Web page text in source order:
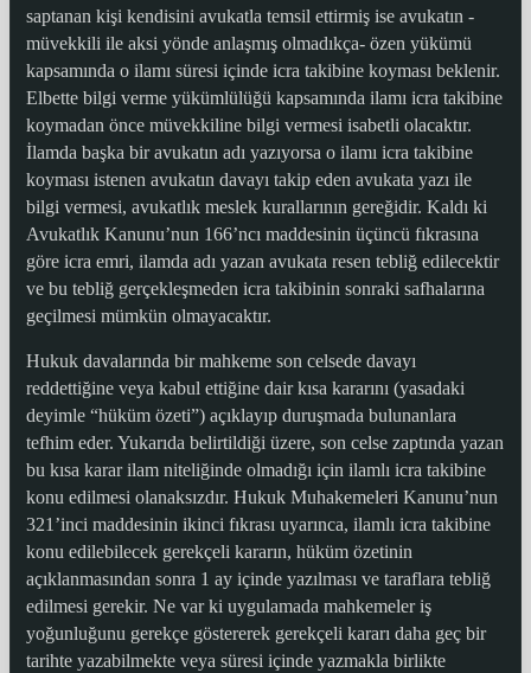
saptanan kişi kendisini avukatla temsil ettirmiş ise avukatın -
müvekkili ile aksi yönde anlaşmış olmadıkça- özen yükümü
kapsamında o ilamı süresi içinde icra takibine koyması beklenir.
Elbette bilgi verme yükümlülüğü kapsamında ilamı icra takibine
koymadan önce müvekkiline bilgi vermesi isabetli olacaktır.
İlamda başka bir avukatın adı yazıyorsa o ilamı icra takibine
koyması istenen avukatın davayı takip eden avukata yazı ile
bilgi vermesi, avukatlık meslek kurallarının gereğidir. Kaldı ki
Avukatlık Kanunu’nun 166’ncı maddesinin üçüncü fıkrasına
göre icra emri, ilamda adı yazan avukata resen tebliğ edilecektir
ve bu tebliğ gerçekleşmeden icra takibinin sonraki safhalarına
geçilmesi mümkün olmayacaktır.
Hukuk davalarında bir mahkeme son celsede davayı
reddettiğine veya kabul ettiğine dair kısa kararını (yasadaki
deyimle “hüküm özeti”) açıklayıp duruşmada bulunanlara
tefhim eder. Yukarıda belirtildiği üzere, son celse zaptında yazan
bu kısa karar ilam niteliğinde olmadığı için ilamlı icra takibine
konu edilmesi olanaksızdır. Hukuk Muhakemeleri Kanunu’nun
321’inci maddesinin ikinci fıkrası uyarınca, ilamlı icra takibine
konu edilebilecek gerekçeli kararın, hüküm özetinin
açıklanmasından sonra 1 ay içinde yazılması ve taraflara tebliğ
edilmesi gerekir. Ne var ki uygulamada mahkemeler iş
yoğunluğunu gerekçe göstererek gerekçeli kararı daha geç bir
tarihte yazabilmekte veya süresi içinde yazmakla birlikte